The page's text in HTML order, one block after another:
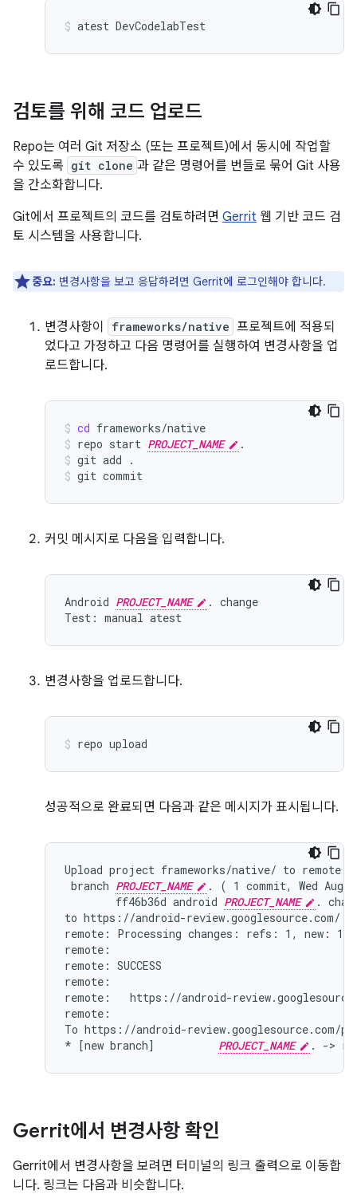
atest DevCodelabTest
검토를 위해 코드 업로드
Repo는 여러 Git 저장소 (또는 프로젝트)에서 동시에 작업할
수 있도록 git clone 과 같은 명령어를 번들로 묶어 Git 사용
을 간소화합니다.
Git에서 프로젝트의 코드를 검토하려면 Gerrit 웹 기반 코드 검
토 시스템을 사용합니다.
중요: 변경사항을 보고 응답하려면 Gerrit에 로그인해야 합니다.
변경사항이 frameworks/native 프로젝트에 적용되
었다고 가정하고 다음 명령어를 실행하여 변경사항을 업
로드합니다.
cd frameworks/native
repo start PROJECT_NAME
.
git add
.
git commit
커밋 메시지로 다음을 입력합니다.
Android PROJECT_NAME
. change
변경사항을 업로드합니다.
repo upload
성공적으로 완료되면 다음과 같은 메시지가 표시됩니다.
Upload project frameworks/native/ to remote
branch PROJECT_NAME
. ( 1 commit, Wed Aug
        ff46b36d android
PROJECT_NAME
.
to https://android-review.googlesource.com/
remote: Processing changes: refs: 1, new: 1,
remote:
remote: SUCCESS
remote:
remote:   https://android-
remote:
To https://android-review.googlesource.com/
* [new branch] PROJECT_NAME
Gerrit에서 변경사항 확인
Gerrit에서 변경사항을 보려면 터미널의 링크 출력으로 이동합
니다. 링크는 다음과 비슷합니다.